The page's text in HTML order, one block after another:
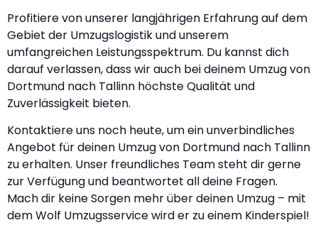
Profitiere von unserer langjährigen Erfahrung auf dem
Gebiet der Umzugslogistik und unserem
umfangreichen Leistungsspektrum. Du kannst dich
darauf verlassen, dass wir auch bei deinem Umzug von
Dortmund nach Tallinn höchste Qualität und
Zuverlässigkeit bieten.
Kontaktiere uns noch heute, um ein unverbindliches
Angebot für deinen Umzug von Dortmund nach Tallinn
zu erhalten. Unser freundliches Team steht dir gerne
zur Verfügung und beantwortet all deine Fragen.
Mach dir keine Sorgen mehr über deinen Umzug – mit
dem Wolf Umzugsservice wird er zu einem Kinderspiel!